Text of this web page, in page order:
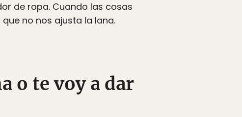
de ropa. Cuando las cosas
no nos ajusta la lana.
o te voy a dar